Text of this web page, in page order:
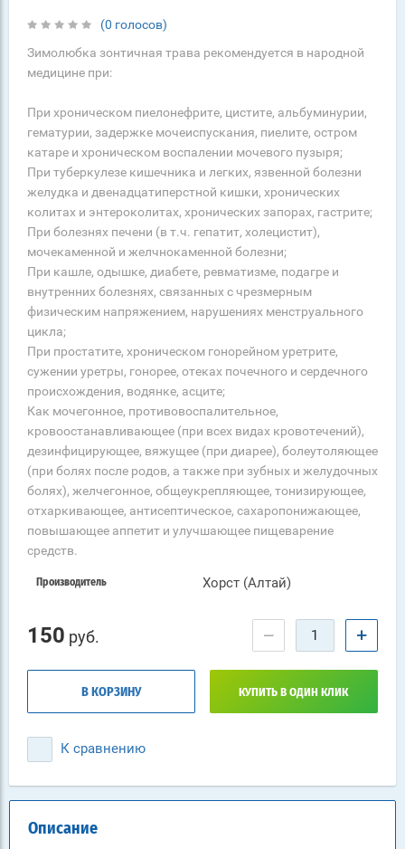
(0 голосов)
Зимолюбка зонтичная трава рекомендуется в народной
медицине при:
При хроническом пиелонефрите, цистите, альбуминурии,
гематурии, задержке мочеиспускания, пиелите, остром
катаре и хроническом воспалении мочевого пузыря;
При туберкулезе кишечника и легких, язвенной болезни
желудка и двенадцатиперстной кишки, хронических
колитах и энтероколитах, хронических запорах, гастрите;
При болезнях печени (в т.ч. гепатит, холецистит),
мочекаменной и желчнокаменной болезни;
При кашле, одышке, диабете, ревматизме, подагре и
внутренних болезнях, связанных с чрезмерным
физическим напряжением, нарушениях менструального
цикла;
При простатите, хроническом гонорейном уретрите,
сужении уретры, гонорее, отеках почечного и сердечного
происхождения, водянке, асците;
Как мочегонное, противовоспалительное,
кровоостанавливающее (при всех видах кровотечений),
дезинфицирующее, вяжущее (при диарее), болеутоляющее
(при болях после родов, а также при зубных и желудочных
болях), желчегонное, общеукрепляющее, тонизирующее,
отхаркивающее, антисептическое, сахаропонижающее,
повышающее аппетит и улучшающее пищеварение
средств.
Производитель Хорст (Алтай)
150 руб. − +
В КОРЗИНУ КУПИТЬ В ОДИН КЛИК
К сравнению
Описание